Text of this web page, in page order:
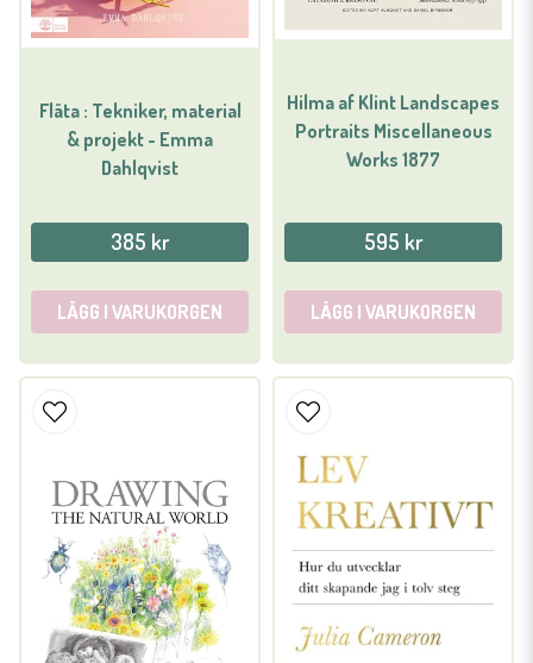
Fläta : Tekniker, material
& projekt - Emma
Dahlqvist
385 kr
LÄGG I VARUKORGEN
Hilma af Klint Landscapes
Portraits Miscellaneous
Works 1877
595 kr
LÄGG I VARUKORGEN